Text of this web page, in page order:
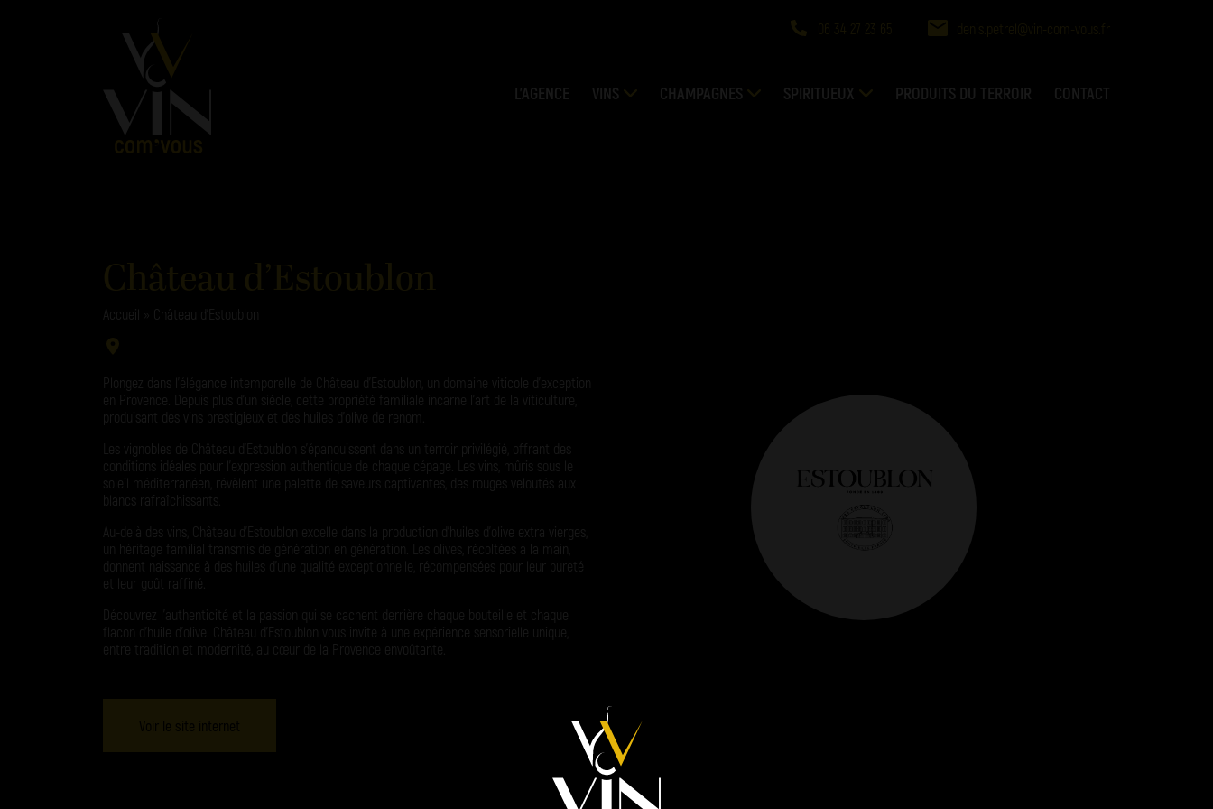
L’AGENCE VINS CHAMPAGNES SPIRITUEUX PRODUITS DU TERROIR CONTACT
Accueil Château d’Estoublon
Plongez dans l’élégance intemporelle de Château d’Estoublon, un domaine viticole d’exception
en Provence. Depuis plus d’un siècle, cette propriété familiale incarne l’art de la viticulture,
produisant des vins prestigieux et des huiles d’olive de renom.
Les vignobles de Château d’Estoublon s’épanouissent dans un terroir privilégié, offrant des
conditions idéales pour l’expression authentique de chaque cépage. Les vins, mûris sous le
soleil méditerranéen, révèlent une palette de saveurs captivantes, des rouges veloutés aux
blancs rafraîchissants.
Au-delà des vins, Château d’Estoublon excelle dans la production d’huiles d’olive extra vierges,
un héritage familial transmis de génération en génération. Les olives, récoltées à la main,
donnent naissance à des huiles d’une qualité exceptionnelle, récompensées pour leur pureté
et leur goût raffiné.
Découvrez l’authenticité et la passion qui se cachent derrière chaque bouteille et chaque
flacon d’huile d’olive. Château d’Estoublon vous invite à une expérience sensorielle unique,
entre tradition et modernité, au cœur de la Provence envoûtante.